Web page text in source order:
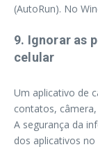
(AutoRun). No
9. Ignorar as
celular
Um aplicativo de
contatos,
A segurança da
dos aplicativos no